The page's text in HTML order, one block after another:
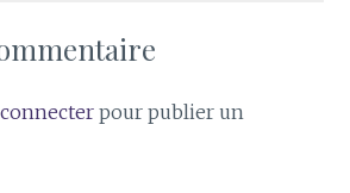
pour publier un